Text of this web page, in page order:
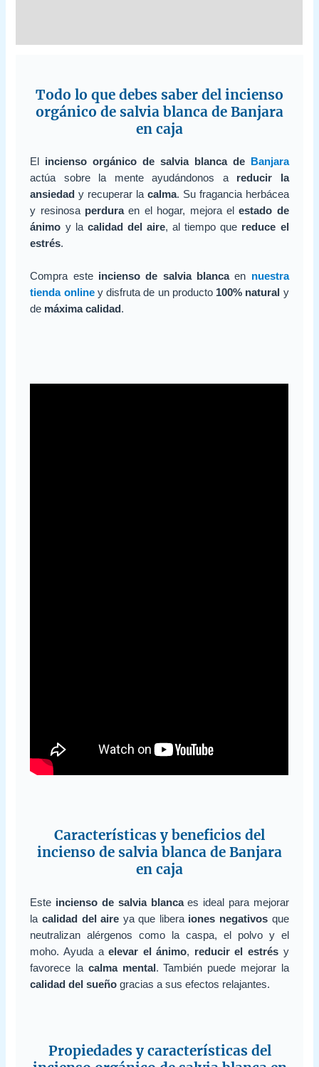
Todo lo que debes saber del incienso
orgánico de salvia blanca de Banjara
en caja
El incienso orgánico de salvia blanca de
Banjara
actúa sobre la mente ayudándonos a reducir la
ansiedad y recuperar la calma. Su fragancia herbácea
y resinosa perduraen el hogar, mejora elestado de
ánimo y la calidad del aire, al tiempo que reduce el
estrés.
Compra este incienso de salvia blancaen nuestra
tienda onliney disfruta de un producto 100% natural y
de máxima calidad.
Características y beneficios del
incienso de salvia blanca de Banjara
en caja
Este incienso de salvia blancaes ideal para mejorar
lacalidad del aire ya que libera iones negativos que
neutralizan alérgenos como la caspa, el polvo y el
moho. Ayuda aelevar el ánimo, reducir el estrés y
favorece la calma mental. También puede mejorar la
calidad del sueño gracias a sus efectos relajantes.
Propiedades y características del